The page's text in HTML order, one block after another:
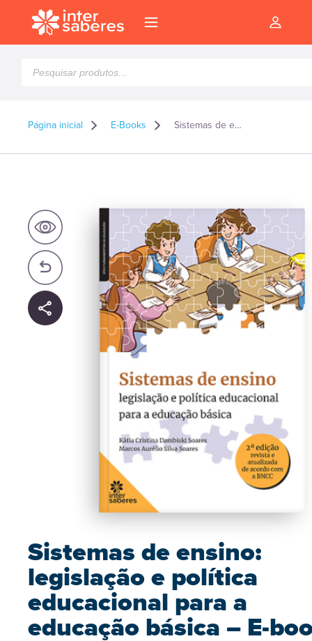
produtos
Página inicial E-Books Sistemas de ensino: legislação e política educacional para a educação básica – E-book
Sistemas de ensino:
legislação e política
educacional para a
educação básica – E-